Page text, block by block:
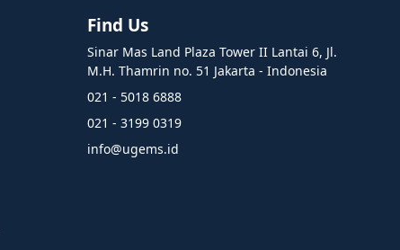
Find Us
Sinar Mas Land Plaza Tower II Lantai 6, Jl.
M.H. Thamrin no. 51 Jakarta - Indonesia
021 - 5018 6888
021 - 3199 0319
info@ugems.id